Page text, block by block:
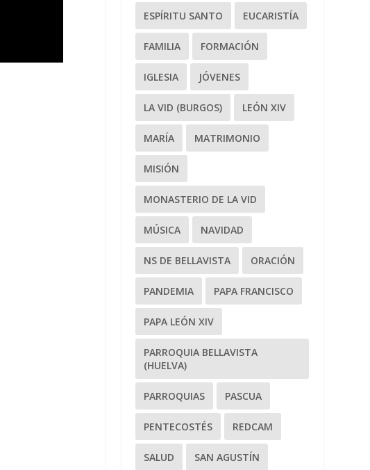
ESPÍRITU SANTO EUCARISTÍA
FAMILIA FORMACIÓN
IGLESIA JÓVENES
LA VID (BURGOS) LEÓN XIV
MARÍA MATRIMONIO
MISIÓN
MONASTERIO DE LA VID
MÚSICA NAVIDAD
NS DE BELLAVISTA ORACIÓN
PANDEMIA PAPA FRANCISCO
PAPA LEÓN XIV
PARROQUIA BELLAVISTA
(HUELVA)
PARROQUIAS PASCUA
PENTECOSTÉS REDCAM
SALUD SAN AGUSTÍN